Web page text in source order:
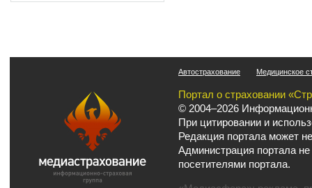
Автострахование Медицинское
Портал о страховании
© 2004–2026
При цитировании и
Редакция портала может
Администрация портала
посетителями портала.